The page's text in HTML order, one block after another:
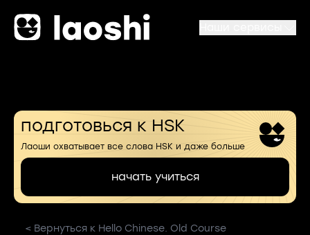
подготовься к HSK
Лаоши охватывает все слова HSK и даже больше
начать учиться
< Вернуться к Hello Chinese. Old Course